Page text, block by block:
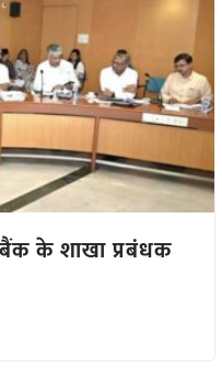
बैंक के शाखा प्रबंधक